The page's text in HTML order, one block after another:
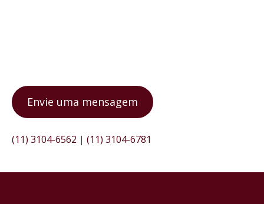
Envie uma mensagem
(11) 3104-6562 | (11) 3104-6781